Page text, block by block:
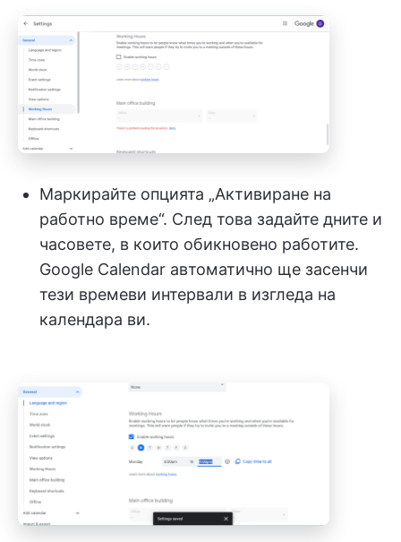
Маркирайте опцията „Активиране на
работно време“. След това задайте дните и
часовете, в които обикновено работите.
Google Calendar автоматично ще засенчи
тези времеви интервали в изгледа на
календара ви.